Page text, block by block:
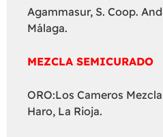
Agammasur, S. Coop.
Málaga.
MEZCLA SEMICURADO
ORO:Los Cameros
Haro, La Rioja.